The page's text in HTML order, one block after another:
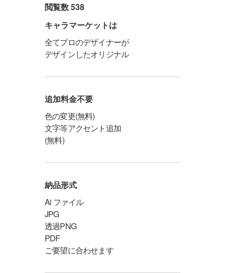
閲覧数 538
キャラマーケットは
全てプロのデザイナーが
デザインしたオリジナル
追加料金不要
色の変更(無料)
文字等アクセント追加
(無料)
納品形式
Ai ファイル
JPG
透過PNG
PDF
ご要望に合わせます